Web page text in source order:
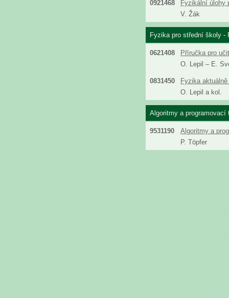
0921468
Fyzikální úlohy
V. Žák
Fyzika pro střední školy -
0621408
Příručka pro
O. Lepil – E.
0831450
Fyzika
O. Lepil a kol.
Algoritmy a programovací
9531190
Algoritmy a
P. Töpfer